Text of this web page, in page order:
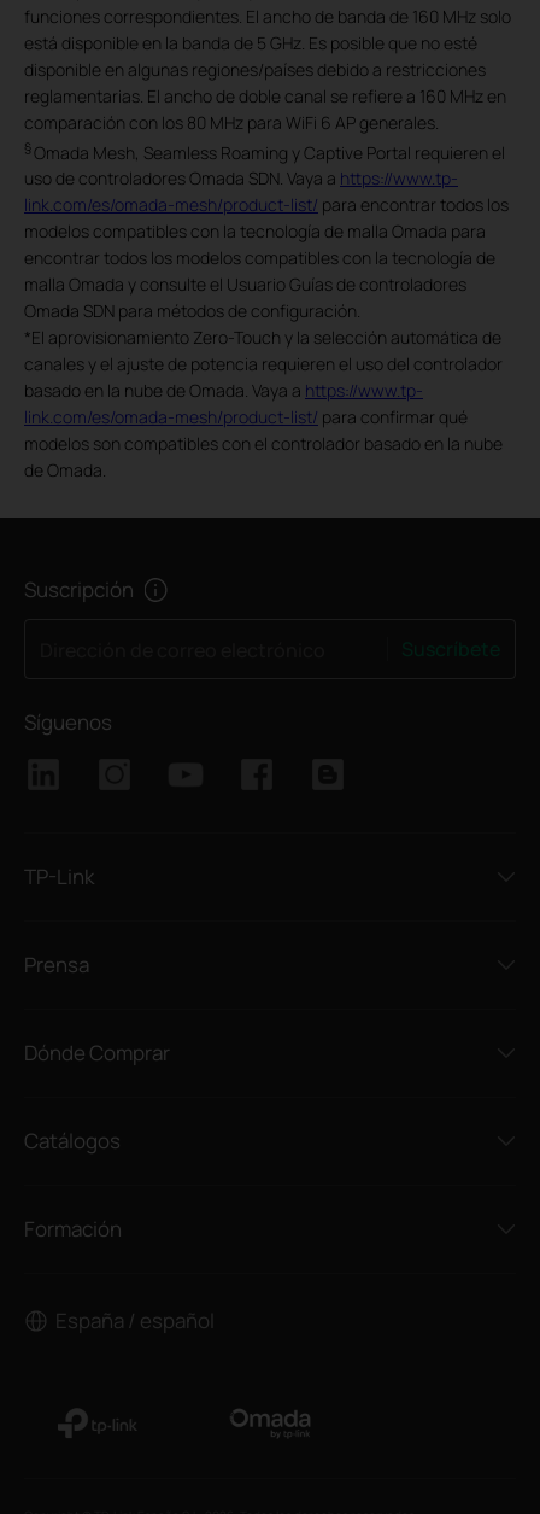
funciones correspondientes. El ancho de banda de 160 MHz solo
está disponible en la banda de 5 GHz. Es posible que no esté
disponible en algunas regiones/países debido a restricciones
reglamentarias. El ancho de doble canal se refiere a 160 MHz en
comparación con los 80 MHz para WiFi 6 AP generales.
§Omada Mesh, Seamless Roaming y Captive Portal requieren el
uso de controladores Omada SDN. Vaya a https://www.tp-
link.com/es/omada-mesh/product-list/ para encontrar todos los
modelos compatibles con la tecnología de malla Omada para
encontrar todos los modelos compatibles con la tecnología de
malla Omada y consulte el Usuario Guías de controladores
Omada SDN para métodos de configuración.
*El aprovisionamiento Zero-Touch y la selección automática de
canales y el ajuste de potencia requieren el uso del controlador
basado en la nube de Omada. Vaya a https://www.tp-
link.com/es/omada-mesh/product-list/ para confirmar qué
modelos son compatibles con el controlador basado en la nube
de Omada.
Suscripción
Síguenos
TP-Link
Prensa
Dónde Comprar
Catálogos
Formación
España / español